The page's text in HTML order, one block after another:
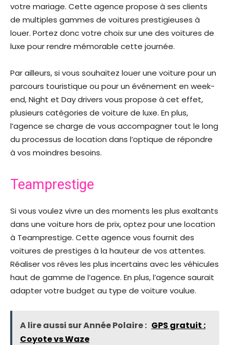
votre mariage. Cette agence propose à ses clients
de multiples gammes de voitures prestigieuses à
louer. Portez donc votre choix sur une des voitures de
luxe pour rendre mémorable cette journée.
Par ailleurs, si vous souhaitez louer une voiture pour un
parcours touristique ou pour un événement en week-
end, Night et Day drivers vous propose à cet effet,
plusieurs catégories de voiture de luxe. En plus,
l’agence se charge de vous accompagner tout le long
du processus de location dans l’optique de répondre
à vos moindres besoins.
Teamprestige
Si vous voulez vivre un des moments les plus exaltants
dans une voiture hors de prix, optez pour une location
à Teamprestige. Cette agence vous fournit des
voitures de prestiges à la hauteur de vos attentes.
Réaliser vos rêves les plus incertains avec les véhicules
haut de gamme de l’agence. En plus, l’agence saurait
adapter votre budget au type de voiture voulue.
A lire aussi sur Année Polaire : GPS gratuit :
Coyote vs Waze